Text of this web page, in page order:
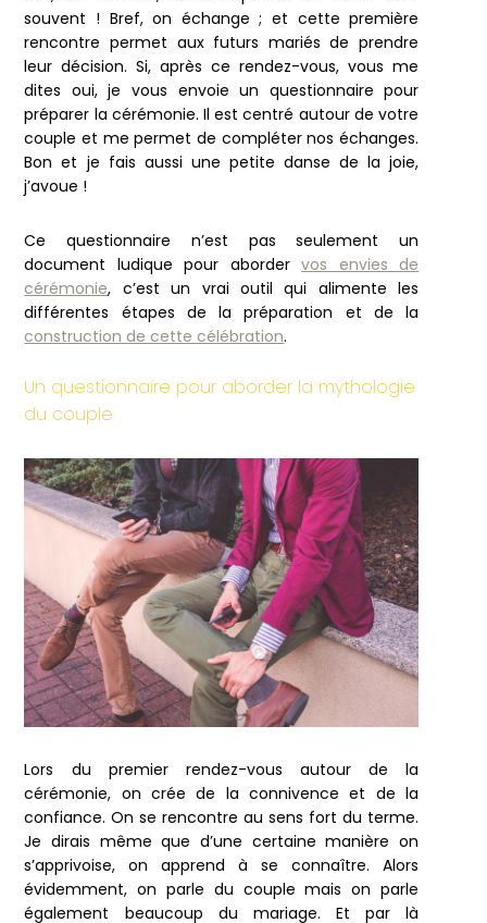
souvent ! Bref, on échange ; et cette première
rencontre permet aux futurs mariés de prendre
leur décision. Si, après ce rendez-vous, vous me
dites oui, je vous envoie un questionnaire pour
préparer la cérémonie. Il est centré autour de votre
couple et me permet de compléter nos échanges.
Bon et je fais aussi une petite danse de la joie,
j’avoue !
Ce questionnaire n’est pas seulement un
document ludique pour abordervos envies de
cérémonie, c’est un vrai outil qui alimente les
différentes étapes de la préparation et de la
construction de cette célébration.
Un questionnaire pour aborder la mythologie
du couple
Lors du premier rendez-vous autour de la
cérémonie, on crée de la connivence et de la
confiance. On se rencontre au sens fort du terme.
Je dirais même que d’une certaine manière on
s’apprivoise, on apprend à se connaître. Alors
évidemment, on parle du couple mais on parle
également beaucoup du mariage. Et par là